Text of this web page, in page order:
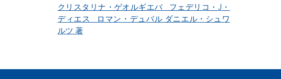
クリスタリナ・ゲオルギエバ フェデリコ・J・
ディエス ロマン・デュバル ダニエル・シュワ
ルツ著